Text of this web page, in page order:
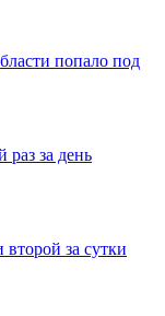
попало под
за день
за сутки